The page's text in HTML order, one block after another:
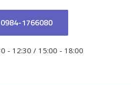
0984-1766080
- 12:30 / 15:00 - 18:00